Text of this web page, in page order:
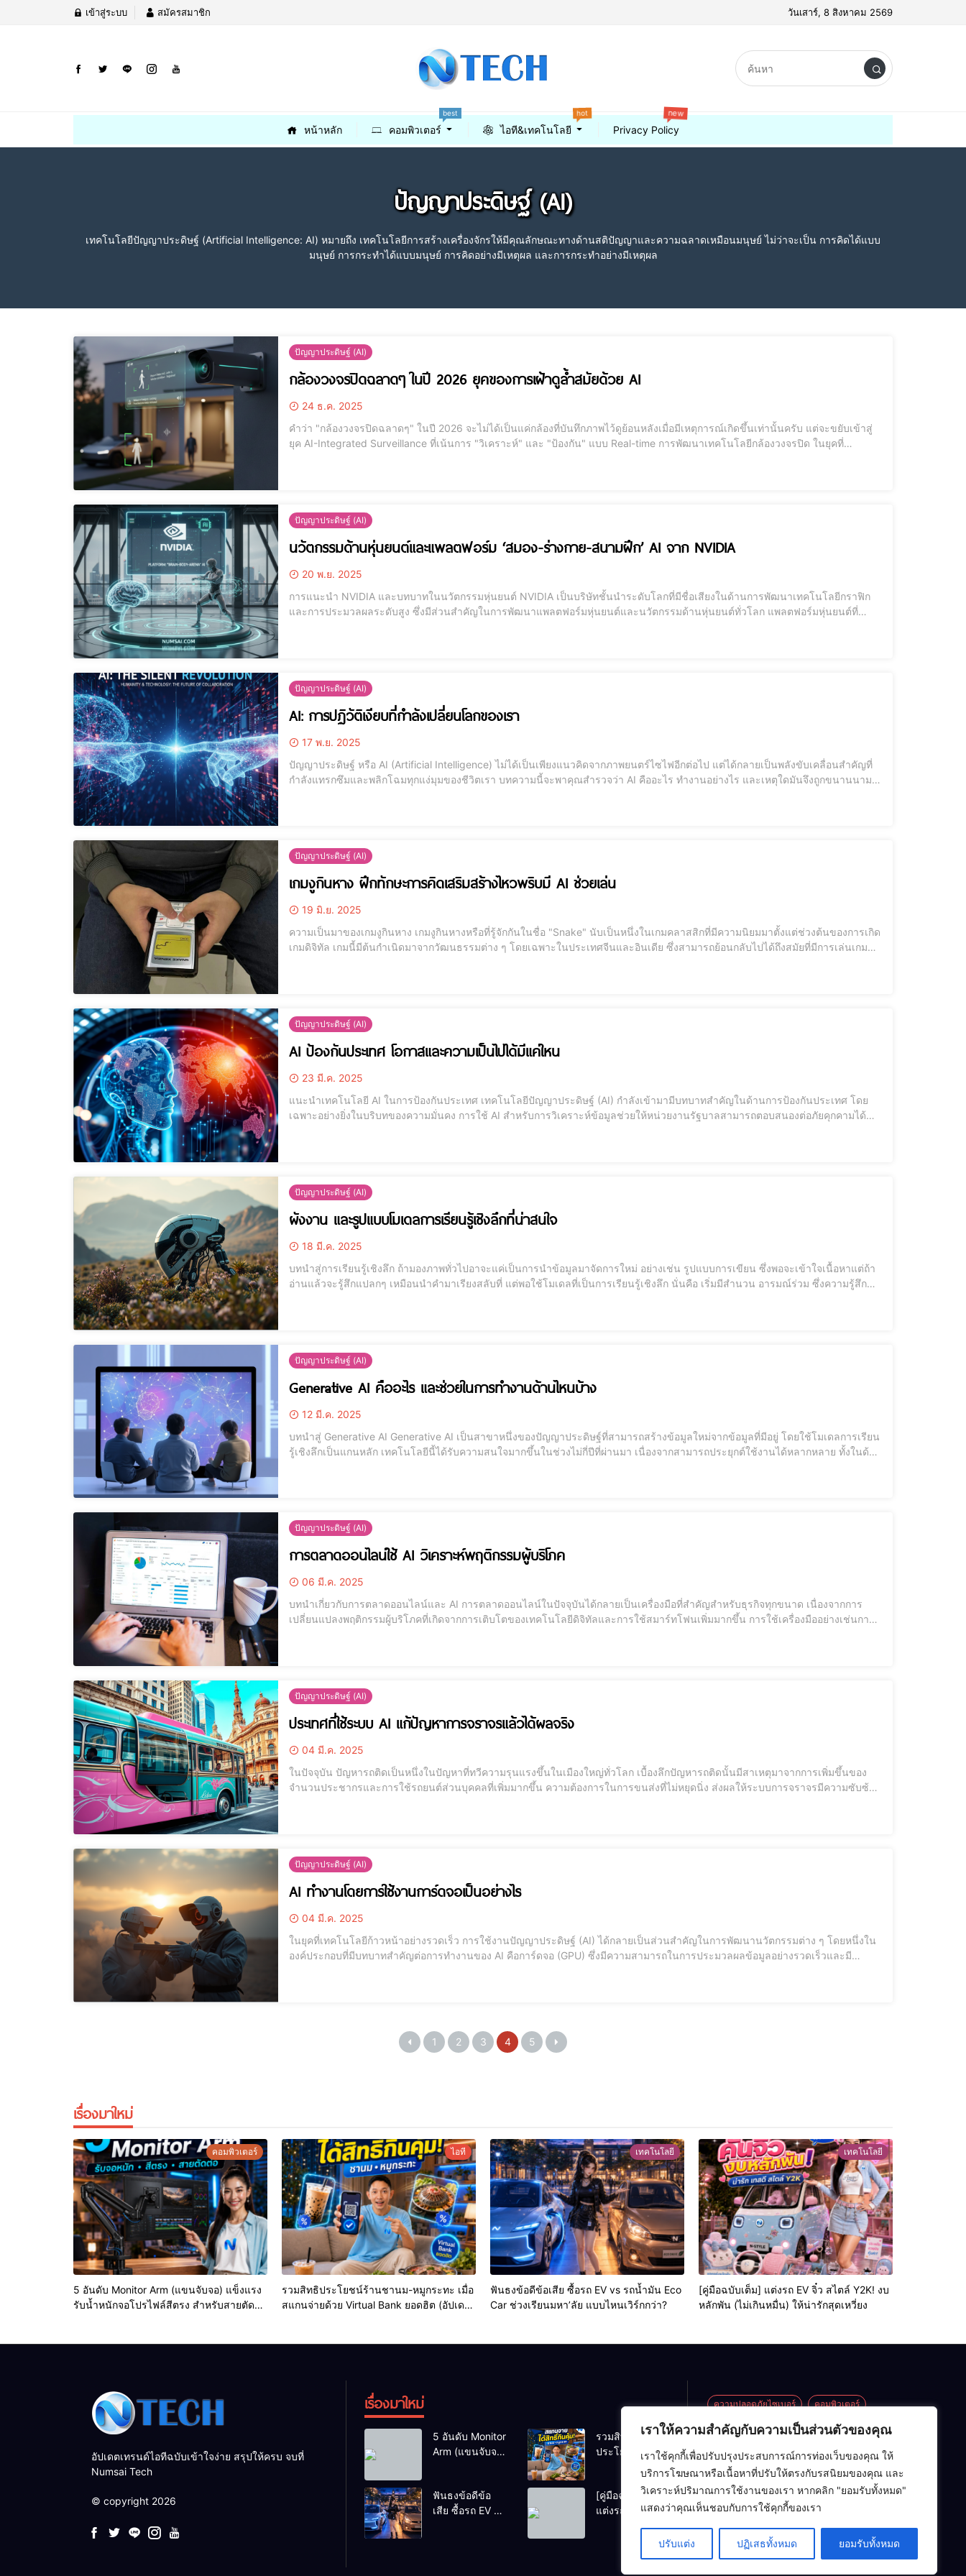
เราให้ความสำคัญกับความเป็นส่วนตัวของคุณ
เราใช้คุกกี้เพื่อปรับปรุงประสบการณ์การท่องเว็บของคุณ ให้
บริการโฆษณาหรือเนื้อหาที่ปรับให้ตรงกับรสนิยมของคุณ และ
วิเคราะห์ปริมาณการใช้งานของเรา หากคลิก "ยอมรับทั้งหมด"
แสดงว่าคุณเห็นชอบกับการใช้คุกกี้ของเรา
ปรับแต่ง ปฏิเสธทั้งหมด ยอมรับทั้งหมด
เข้าสู่ระบบ สมัครสมาชิก วันเสาร์, 8 สิงหาคม 2569
หน้าหลัก คอมพิวเตอร์
best
ไอที&เทคโนโลยี
hot
Privacy Policy
new
ปัญญาประดิษฐ์ (AI)
เทคโนโลยีปัญญาประดิษฐ์ (Artificial Intelligence: AI) หมายถึง เทคโนโลยีการสร้างเครื่องจักรให้มีคุณลักษณะทางด้านสติปัญญาและความฉลาดเหมือนมนุษย์ ไม่ว่าจะเป็น การคิดได้แบบ
มนุษย์ การกระทำได้แบบมนุษย์ การคิดอย่างมีเหตุผล และการกระทำอย่างมีเหตุผล
ปัญญาประดิษฐ์ (AI)
กล้องวงจรปิดฉลาดๆ ในปี 2026 ยุคของการเฝ้าดูล้ำสมัยด้วย AI
24 ธ.ค. 2025
คำว่า "กล้องวงจรปิดฉลาดๆ" ในปี 2026 จะไม่ได้เป็นแค่กล้องที่บันทึกภาพไว้ดูย้อนหลังเมื่อมีเหตุการณ์เกิดขึ้นเท่านั้นครับ แต่จะขยับเข้าสู่
ยุค AI-Integrated Surveillance ที่เน้นการ "วิเคราะห์" และ "ป้องกัน" แบบ Real-time การพัฒนาเทคโนโลยีกล้องวงจรปิด ในยุคที่
ปัญญาประดิษฐ์ (AI)
นวัตกรรมด้านหุ่นยนต์และแพลตฟอร์ม ‘สมอง-ร่างกาย-สนามฝึก’ AI จาก NVIDIA
20 พ.ย. 2025
การแนะนำ NVIDIA และบทบาทในนวัตกรรมหุ่นยนต์ NVIDIA เป็นบริษัทชั้นนำระดับโลกที่มีชื่อเสียงในด้านการพัฒนาเทคโนโลยีกราฟิก
และการประมวลผลระดับสูง ซึ่งมีส่วนสำคัญในการพัฒนาแพลตฟอร์มหุ่นยนต์และนวัตกรรมด้านหุ่นยนต์ทั่วโลก แพลตฟอร์มหุ่นยนต์ที่
ปัญญาประดิษฐ์ (AI)
AI: การปฏิวัติเงียบที่กำลังเปลี่ยนโลกของเรา
17 พ.ย. 2025
ปัญญาประดิษฐ์ หรือ AI (Artificial Intelligence) ไม่ได้เป็นเพียงแนวคิดจากภาพยนตร์ไซไฟอีกต่อไป แต่ได้กลายเป็นพลังขับเคลื่อนสำคัญที่
กำลังแทรกซึมและพลิกโฉมทุกแง่มุมของชีวิตเรา บทความนี้จะพาคุณสำรวจว่า AI คืออะไร ทำงานอย่างไร และเหตุใดมันจึงถูกขนานนาม
ปัญญาประดิษฐ์ (AI)
เกมงูกินหาง ฝึกทักษะการคิดเสริมสร้างไหวพริบมี AI ช่วยเล่น
19 มิ.ย. 2025
ความเป็นมาของเกมงูกินหาง เกมงูกินหางหรือที่รู้จักกันในชื่อ "Snake" นับเป็นหนึ่งในเกมคลาสสิกที่มีความนิยมมาตั้งแต่ช่วงต้นของการเกิด
เกมดิจิทัล เกมนี้มีต้นกำเนิดมาจากวัฒนธรรมต่าง ๆ โดยเฉพาะในประเทศจีนและอินเดีย ซึ่งสามารถย้อนกลับไปได้ถึงสมัยที่มีการเล่นเกม
ปัญญาประดิษฐ์ (AI)
AI ป้องกันประเทศ โอกาสและความเป็นไปได้มีแค่ใหน
23 มี.ค. 2025
แนะนำเทคโนโลยี AI ในการป้องกันประเทศ เทคโนโลยีปัญญาประดิษฐ์ (AI) กำลังเข้ามามีบทบาทสำคัญในด้านการป้องกันประเทศ โดย
เฉพาะอย่างยิ่งในบริบทของความมั่นคง การใช้ AI สำหรับการวิเคราะห์ข้อมูลช่วยให้หน่วยงานรัฐบาลสามารถตอบสนองต่อภัยคุกคามได้
ปัญญาประดิษฐ์ (AI)
ผังงาน และรูปแบบโมเดลการเรียนรู้เชิงลึกที่น่าสนใจ
18 มี.ค. 2025
บทนำสู่การเรียนรู้เชิงลึก ถ้ามองภาพทั่วไปอาจะแค่เป็นการนำข้อมูลมาจัดการใหม่ อย่างเช่น รูปแบบการเขียน ซึ่งพอจะเข้าใจเนื้อหาแต่ถ้า
อ่านแล้วจะรู้สึกแปลกๆ เหมือนนำคำมาเรียงสลับที่ แต่พอใช้โมเดลที่เป็นการเรียนรู้เชิงลึก นั่นคือ เริ่มมีสำนวน อารมณ์ร่วม ซึ่งความรู้สึก
ปัญญาประดิษฐ์ (AI)
Generative AI คืออะไร และช่วยในการทำงานด้านไหนบ้าง
12 มี.ค. 2025
บทนำสู่ Generative AI Generative AI เป็นสาขาหนึ่งของปัญญาประดิษฐ์ที่สามารถสร้างข้อมูลใหม่จากข้อมูลที่มีอยู่ โดยใช้โมเดลการเรียน
รู้เชิงลึกเป็นแกนหลัก เทคโนโลยีนี้ได้รับความสนใจมากขึ้นในช่วงไม่กี่ปีที่ผ่านมา เนื่องจากสามารถประยุกต์ใช้งานได้หลากหลาย ทั้งในด้าน
ปัญญาประดิษฐ์ (AI)
การตลาดออนไลน์ใช้ AI วิเคราะห์พฤติกรรมผู้บริโภค
06 มี.ค. 2025
บทนำเกี่ยวกับการตลาดออนไลน์และ AI การตลาดออนไลน์ในปัจจุบันได้กลายเป็นเครื่องมือที่สำคัญสำหรับธุรกิจทุกขนาด เนื่องจากการ
เปลี่ยนแปลงพฤติกรรมผู้บริโภคที่เกิดจากการเติบโตของเทคโนโลยีดิจิทัลและการใช้สมาร์ทโฟนเพิ่มมากขึ้น การใช้เครื่องมืออย่างเช่นการ
ปัญญาประดิษฐ์ (AI)
ประเทศที่ใช้ระบบ AI แก้ปัญหาการจราจรแล้วได้ผลจริง
04 มี.ค. 2025
ในปัจจุบัน ปัญหารถติดเป็นหนึ่งในปัญหาที่ทวีความรุนแรงขึ้นในเมืองใหญ่ทั่วโลก เบื้องลึกปัญหารถติดนั้นมีสาเหตุมาจากการเพิ่มขึ้นของ
จำนวนประชากรและการใช้รถยนต์ส่วนบุคคลที่เพิ่มมากขึ้น ความต้องการในการขนส่งที่ไม่หยุดนิ่ง ส่งผลให้ระบบการจราจรมีความซับซ้อน
ปัญญาประดิษฐ์ (AI)
AI ทำงานโดยการใช้งานการ์ดจอเป็นอย่างไร
04 มี.ค. 2025
ในยุคที่เทคโนโลยีก้าวหน้าอย่างรวดเร็ว การใช้งานปัญญาประดิษฐ์ (AI) ได้กลายเป็นส่วนสำคัญในการพัฒนานวัตกรรมต่าง ๆ โดยหนึ่งใน
องค์ประกอบที่มีบทบาทสำคัญต่อการทำงานของ AI คือการ์ดจอ (GPU) ซึ่งมีความสามารถในการประมวลผลข้อมูลอย่างรวดเร็วและมี
1 2 3 4 5
เรื่องมาใหม่
คอมพิวเตอร์
5 อันดับ Monitor Arm (แขนจับจอ) แข็งแรง
รับน้ำหนักจอโปรไฟล์สีตรง สำหรับสายตัดต่อ
ไอที
รวมสิทธิประโยชน์ร้านชานม-หมูกระทะ เมื่อ
สแกนจ่ายด้วย Virtual Bank ยอดฮิต (อัปเดต
เทคโนโลยี
ฟันธงข้อดีข้อเสีย ซื้อรถ EV vs รถน้ำมัน Eco
Car ช่วงเรียนมหา’ลัย แบบไหนเวิร์กกว่า?
เทคโนโลยี
[คู่มือฉบับเต็ม] แต่งรถ EV จิ๋ว สไตล์ Y2K! งบ
หลักพัน (ไม่เกินหมื่น) ให้น่ารักสุดเหวี่ยง
อัปเดตเทรนด์ไอทีฉบับเข้าใจง่าย สรุปให้ครบ จบที่
Numsai Tech
© copyright 2026
เรื่องมาใหม่
5 อันดับ Monitor
Arm (แขนจับจอ)
สีตรง สำหรับ
สายตัดต่อวิดีโอที่
รวมสิทธิ
ประโยชน์ร้าน
ชานม-หมูกระทะ
ด้วย Virtual
Bank ยอดฮิต
(อัปเดตล่าสุด)
ฟันธงข้อดีข้อ
เสีย ซื้อรถ EV vs
[คู่มือฉบับเต็ม]
แต่งรถ EV จิ๋ว
สไตล์ Y2K! งบ
หลักพัน (ไม่เกิน
หมื่น) ให้น่ารัก
สุดเหวี่ยง
ความปลอดภัยไซเบอร์ คอมพิวเตอร์
ซอฟต์แวร์ ปัญญาประดิษฐ์ (AI)
อาร์ดแวร์ เครือข่ายคอมพิวเตอร์